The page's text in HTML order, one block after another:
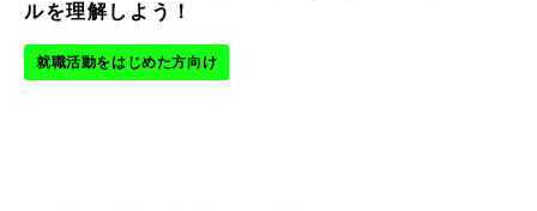
ルを理解しよう！
就職活動をはじめた方向け